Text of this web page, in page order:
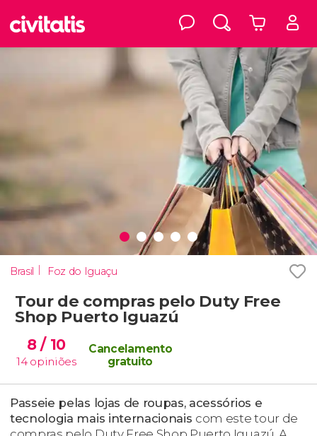
Brasil Foz do Iguaçu
Tour de compras pelo Duty Free
Shop Puerto Iguazú
8/ 10
14 opiniões
Cancelamento
gratuito
Passeie pelas lojas de roupas, acessórios e
tecnologia mais internacionais com este tour de